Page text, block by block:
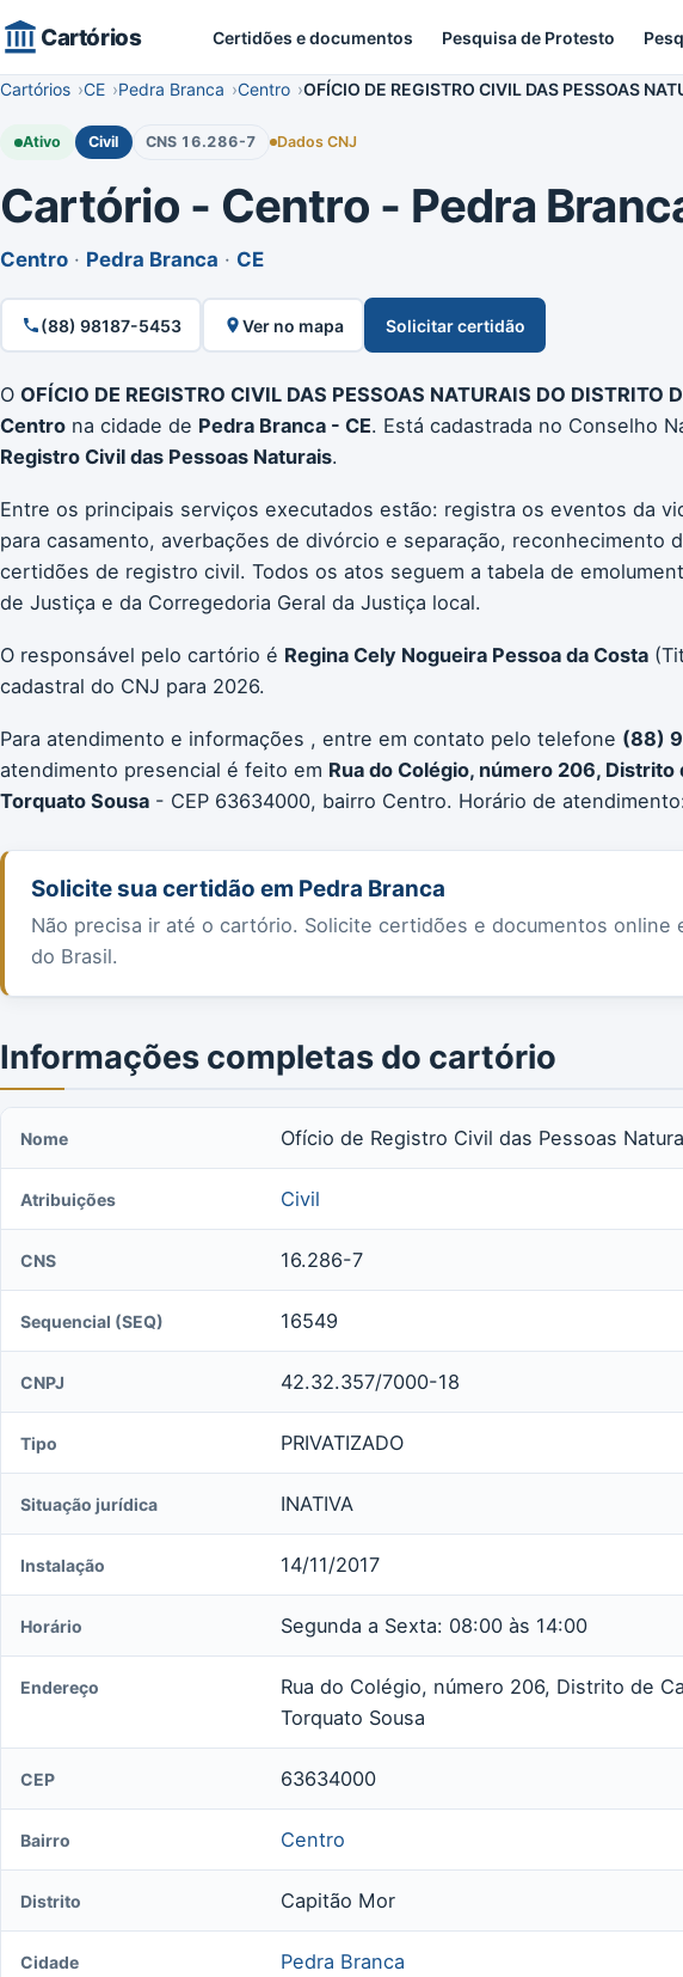
Cartórios Certidões e documentos Pesquisa de Protesto
Cartórios CE Pedra Branca Centro OFÍCIO DE REGISTRO CIVIL DAS PESSOAS
Ativo Civil CNS 16.286-7 Dados CNJ
Cartório - Centro - Pedra
Centro · Pedra Branca · CE
(88) 98187-5453 Ver no mapa Solicitar certidão
O OFÍCIO DE REGISTRO CIVIL DAS PESSOAS NATURAIS DO DISTRITO
Centro na cidade de Pedra Branca - CE. Está cadastrada no Conselho
Registro Civil das Pessoas Naturais.
Entre os principais serviços executados estão: registra os eventos da
para casamento, averbações de divórcio e separação, reconhecimento
certidões de registro civil. Todos os atos seguem a tabela de
de Justiça e da Corregedoria Geral da Justiça local.
O responsável pelo cartório é Regina Cely Nogueira Pessoa da Costa
cadastral do CNJ para 2026.
Para atendimento e informações , entre em contato pelo telefone (88)
atendimento presencial é feito em Rua do Colégio, número 206,
Torquato Sousa - CEP 63634000, bairro Centro. Horário de
Solicite sua certidão em Pedra Branca
Não precisa ir até o cartório. Solicite certidões e documentos online
do Brasil.
Informações completas do cartório
Nome Ofício de Registro Civil das Pessoas
Atribuições Civil
CNS 16.286-7
Sequencial (SEQ) 16549
CNPJ 42.32.357/7000-18
Tipo PRIVATIZADO
Situação jurídica INATIVA
Instalação 14/11/2017
Horário Segunda a Sexta: 08:00 às 14:00
Endereço
Rua do Colégio, número 206, Distrito de
Torquato Sousa
CEP 63634000
Bairro Centro
Distrito Capitão Mor
Cidade Pedra Branca